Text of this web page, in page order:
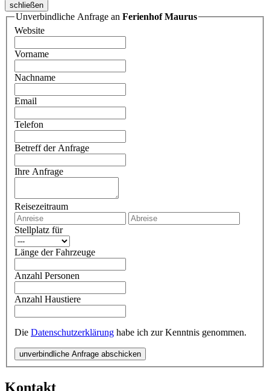
schließen
Unverbindliche Anfrage an Ferienhof Maurus
Website
Vorname
Nachname
Email
Telefon
Betreff der Anfrage
Ihre Anfrage
Reisezeitraum
Stellplatz für
Länge der Fahrzeuge
Anzahl Personen
Anzahl Haustiere
Die Datenschutzerklärung habe ich zur Kenntnis genommen.
unverbindliche Anfrage abschicken
Kontakt